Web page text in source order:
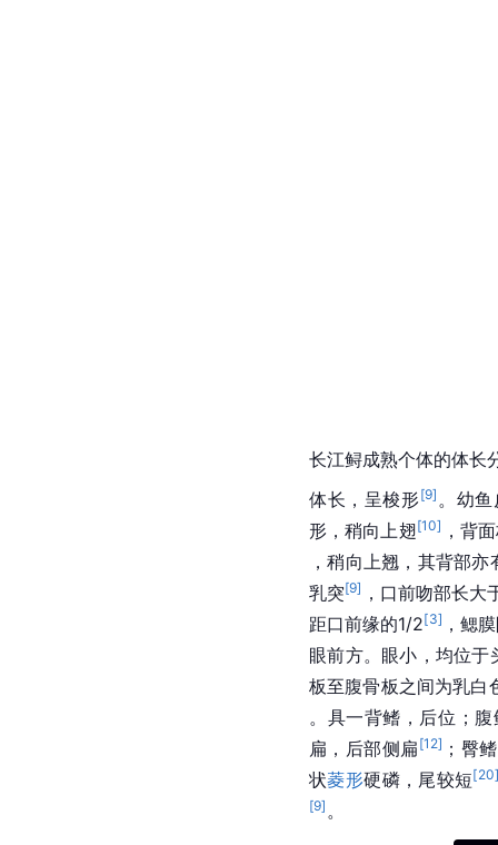
长江鲟成熟个体的体长
体长，呈梭形[9] 。幼
形，稍向上翅[10] ，背
，稍向上翘，其背部
乳突[9] ，口前吻部长
距口前缘的1/2[3] ，鳃
眼前方。眼小，均位于
板至腹骨板之间为乳白
。具一背鳍，后位；
扁，后部侧扁 [12] ；臀
状菱形硬磷，尾较短[20
[9] 。